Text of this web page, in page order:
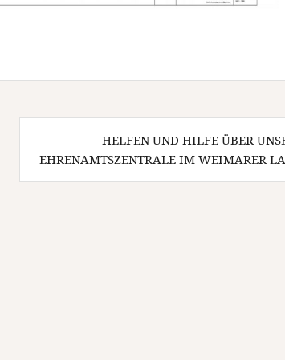
HELFEN UND HILFE ÜBER
EHRENAMTSZENTRALE IM WEIMARER